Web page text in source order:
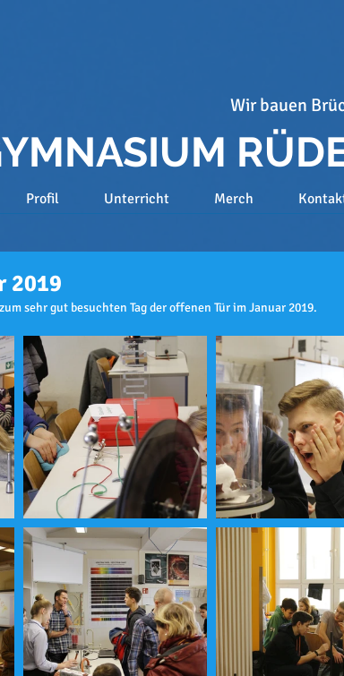
Wir bauen
Profil Unterricht Merch
2019
sehr gut besuchten Tag der offenen Tür im Januar 2019.